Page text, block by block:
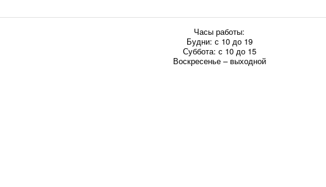
Часы работы:
Будни: с 10 до 19
Суббота: с 10 до 15
Воскресенье – выходной